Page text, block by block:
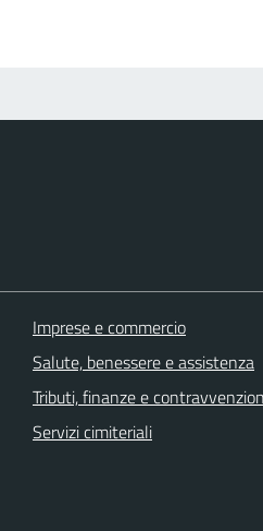
Imprese e commercio
Salute, benessere e assistenza
Tributi, finanze e
Servizi cimiteriali